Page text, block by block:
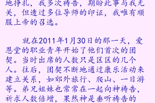
地挣扎，我多次祷告，期盼此事与我无
关，但透过多位导师的印证，我唯有顺
服上帝的召选。
就在2011年1月30日的那一天，爱
恩堂的职业青年开始了他们首次的团
契。当时出席的人数只是区区的几个
人。往后，
团契不断地通过康乐活动来
建立关系，如郊外旅行、爬山、一日游
等。弟兄姐妹也常常在一起向神祷告，
祈求人数倍增，
果然神是垂听祷告的